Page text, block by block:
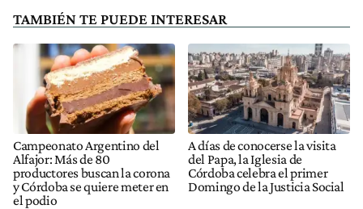
TAMBIÉN TE PUEDE INTERESAR
Campeonato Argentino del
Alfajor: Más de 80
productores buscan la corona
y Córdoba se quiere meter en
el podio
A días de conocerse la visita
del Papa, la Iglesia de
Córdoba celebra el primer
Domingo de la Justicia Social